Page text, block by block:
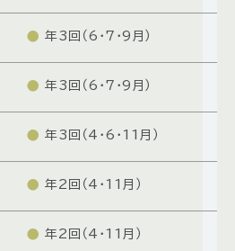
年3回（6・7・9月）
年3回（6・7・9月）
年3回（4・6・11月）
年2回（4・11月）
年2回（4・11月）